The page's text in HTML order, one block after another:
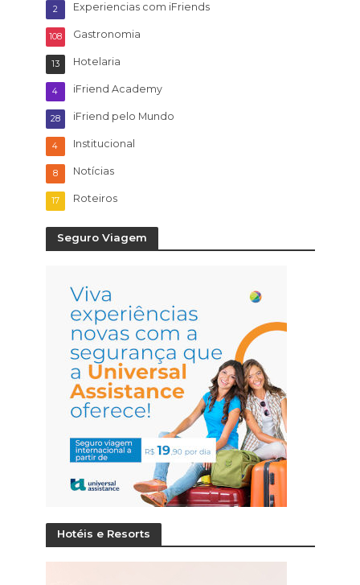
Experiencias com iFriends
2
Gastronomia
108
Hotelaria
13
iFriend Academy
4
iFriend pelo Mundo
28
Institucional
4
Notícias
8
Roteiros
17
Seguro Viagem
Hotéis e Resorts